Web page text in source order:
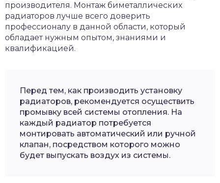
производителя. Монтаж биметаллических
радиаторов лучше всего доверить
профессионалу в данной области, который
обладает нужным опытом, знаниями и
квалификацией.
Перед тем, как производить установку
радиаторов, рекомендуется осуществить
промывку всей системы отопления. На
каждый радиатор потребуется
монтировать автоматический или ручной
клапан, посредством которого можно
будет выпускать воздух из системы.